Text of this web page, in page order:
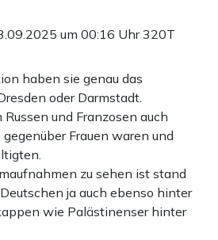
um 00:16 Uhr320T
haben sie genau das
oder Darmstadt.
und Franzosen auch
Frauen waren und
zu sehen ist stand
ja auch ebenso hinter
wie Palästinenser hinter